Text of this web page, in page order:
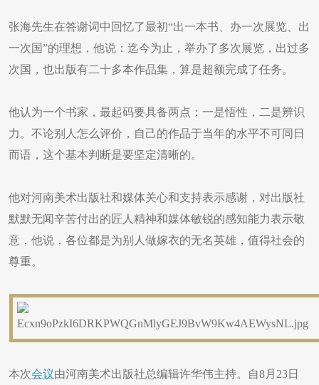
张海先生在答谢词中回忆了最初“出一本书、办一次展览、出
一次国”的理想，他说：迄今为止，举办了多次展览，出过多
次国，也出版有二十多本作品集，算是超额完成了任务。
他认为一个书家，最起码要具备两点：一是悟性，二是辨识
力。不论别人怎么评价，自己的作品于当年的水平不可同日
而语，这个基本判断是要坚定清晰的。
他对河南美术出版社和媒体关心和支持表示感谢，对出版社
默默无闻辛苦付出的匠人精神和媒体敏锐的感知能力表示敬
意，他说，各位都是为别人做嫁衣的无名英雄，值得社会的
尊重。
本次会议由河南美术出版社总编辑许华伟主持。自8月23日